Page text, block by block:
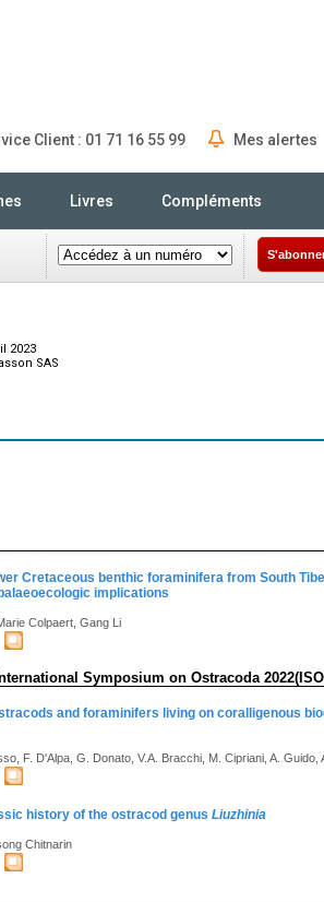
Client : 01 71 16 55 99 Mes alertes
Livres Compléments
2023
SAS
Cretaceous benthic foraminifera from South
implications
Colpaert, Gang Li
Symposium on Ostracoda
and foraminifers living on coralligenous
F. D'Alpa, G. Donato, V.A. Bracchi, M. Cipriani, A.
history of the ostracod genus Liuzhinia
Chitnarin